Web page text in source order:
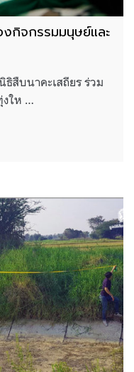
กิจกรรมมนุษย์และ
สืบนาคะเสถียร ร่วม
งให …
พันธ์ของกิจกรรมมนุษย์และสั